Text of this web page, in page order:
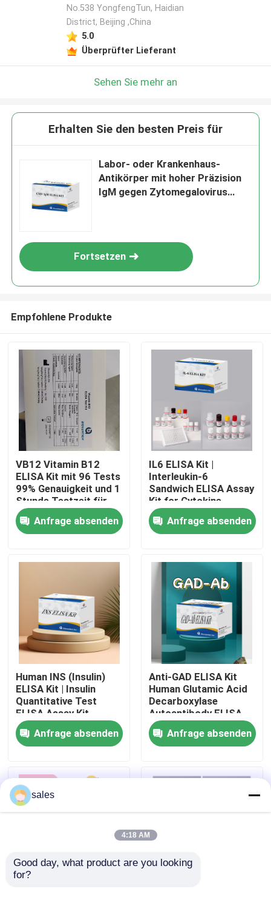
Über uns
Qualitätskontrolle
Kontakt mit uns
Neuigkeiten
Rechtssachen
No.538 YongfengTun, Haidian
District, Beijing ,China
5.0
Überprüfter Lieferant
Sehen Sie mehr an
Erhalten Sie den besten Preis für
Labor- oder Krankenhaus-
Antikörper mit hoher Präzision
IgM gegen Zytomegalovirus
Fortsetzen
Empfohlene Produkte
VB12 Vitamin B12
ELISA Kit mit 96 Tests
99% Genauigkeit und 1
Stunde Testzeit für
Vitaminmangelforschung
Anfrage absenden
IL6 ELISA Kit |
Interleukin-6
Sandwich ELISA Assay
Kit for Cytokine
Quantitative Detection
in Biological Samples,
Serum, Plasma, Cell
Anfrage absenden
Human INS (Insulin)
ELISA Kit | Insulin
Quantitative Test
ELISA Assay Kit,
Sandwich ELISA For
Serum Plasma 96
Tests Laboratory
Anfrage absenden
Anti-GAD ELISA Kit
Human Glutamic Acid
Decarboxylase
Autoantibody ELISA
KiT GAD-Ab / GAD65
Autoantibody Enzyme
Linked
Test Kit
Anfrage absenden
sales
4:18 AM
Good day, what product are you looking
for?